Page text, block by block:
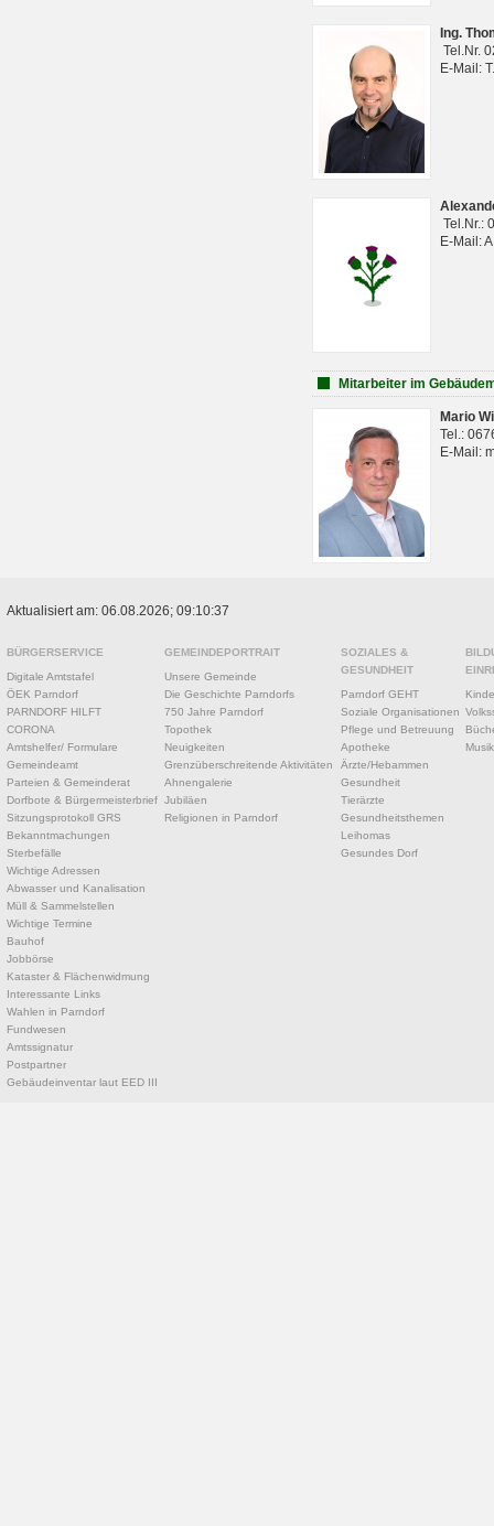
Ing.
Tel.Nr.
E-Mail:
Tel.Nr.:
E-Mail:
Mitarbeiter im
Mario
Tel.:
E-Mail:
Aktualisiert am: 06.08.2026; 09:10:37
BÜRGERSERVICE
Digitale Amtstafel
ÖEK Parndorf
PARNDORF HILFT
CORONA
Amtshelfer/ Formulare
Gemeindeamt
Parteien & Gemeinderat
Dorfbote & Bürgermeisterbrief
Sitzungsprotokoll GRS
Bekanntmachungen
Sterbefälle
Wichtige Adressen
Abwasser und Kanalisation
Müll & Sammelstellen
Wichtige Termine
Bauhof
Jobbörse
Kataster & Flächenwidmung
Interessante Links
Wahlen in Parndorf
Fundwesen
Amtssignatur
Postpartner
Gebäudeinventar laut EED III
GEMEINDEPORTRAIT
Unsere Gemeinde
Die Geschichte Parndorfs
750 Jahre Parndorf
Topothek
Neuigkeiten
Grenzüberschreitende Aktivitäten
Ahnengalerie
Jubiläen
Religionen in Parndorf
SOZIALES &
GESUNDHEIT
Parndorf GEHT
Soziale Organisationen
Pflege und Betreuung
Apotheke
Ärzte/Hebammen
Gesundheit
Tierärzte
Gesundheitsthemen
Leihomas
Gesundes Dorf